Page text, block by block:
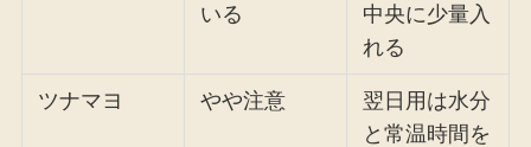
いる
中央に少量入
れる
ツナマヨ やや注意
翌日用は水分
と常温時間を